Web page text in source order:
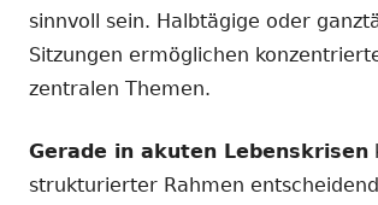
sinnvoll sein. Halbtägige oder
Sitzungen ermöglichen
zentralen Themen.
Gerade in akuten Lebenskrisen
strukturierter Rahmen